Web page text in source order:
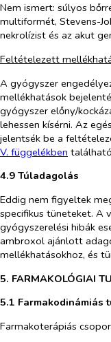
Nem ismert: súlyos
multiformét, Stevens-
nekrolízist és az akut
Feltételezett
A gyógyszer
mellékhatások
gyógyszer előny/
lehessen kísérni. Az
jelentsék be a
V. függelékben
4.9 Túladagolás
Eddig nem figyeltek
specifikus tüneteket. A
gyógyszerelési hibák
ambroxol ajánlott
mellékhatásokhoz, és
5. FARMAKOLÓGIAI
5.1 Farmakodinámiás
Farmakoterápiás